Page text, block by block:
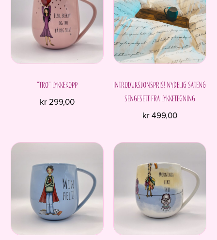
“Tro” Lykkekopp
kr 299,00
Introduksjonspris! Nydelig sateng
sengesett fra Lykketegning
kr499,00
produktet
flere
varianter.
Alternativene
kan
velges
på